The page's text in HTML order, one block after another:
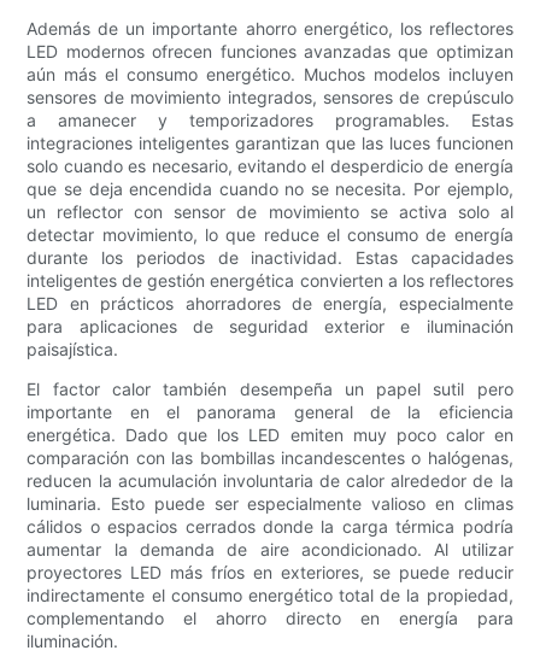
Además de un importante ahorro energético, los reflectores
LED modernos ofrecen funciones avanzadas que optimizan
aún más el consumo energético. Muchos modelos incluyen
sensores de movimiento integrados, sensores de crepúsculo
a amanecer y temporizadores programables. Estas
integraciones inteligentes garantizan que las luces funcionen
solo cuando es necesario, evitando el desperdicio de energía
que se deja encendida cuando no se necesita. Por ejemplo,
un reflector con sensor de movimiento se activa solo al
detectar movimiento, lo que reduce el consumo de energía
durante los periodos de inactividad. Estas capacidades
inteligentes de gestión energética convierten a los reflectores
LED en prácticos ahorradores de energía, especialmente
para aplicaciones de seguridad exterior e iluminación
paisajística.
El factor calor también desempeña un papel sutil pero
importante en el panorama general de la eficiencia
energética. Dado que los LED emiten muy poco calor en
comparación con las bombillas incandescentes o halógenas,
reducen la acumulación involuntaria de calor alrededor de la
luminaria. Esto puede ser especialmente valioso en climas
cálidos o espacios cerrados donde la carga térmica podría
aumentar la demanda de aire acondicionado. Al utilizar
proyectores LED más fríos en exteriores, se puede reducir
indirectamente el consumo energético total de la propiedad,
complementando el ahorro directo en energía para
iluminación.